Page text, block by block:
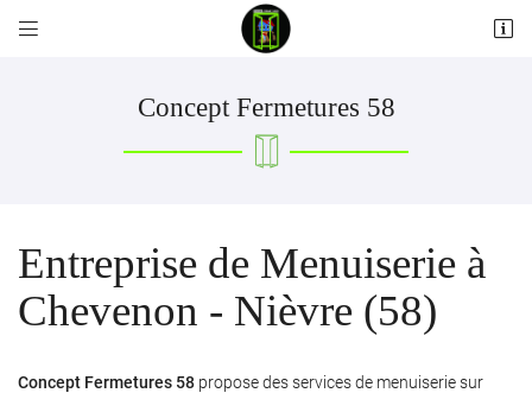
 
06 12 55 23 00Concept Fermetures 58
Entreprise de Menuiserie à
Chevenon - Nièvre (58)
Concept Fermetures 58 propose des services de menuiserie sur